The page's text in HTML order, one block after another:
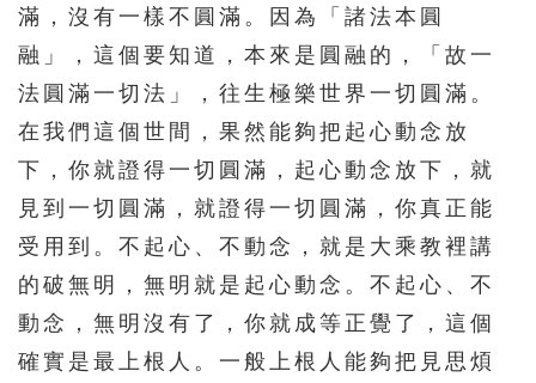
滿，沒有一樣不圓滿。因為「諸法本圓
融」，這個要知道，本來是圓融的，「故一
法圓滿一切法」，往生極樂世界一切圓滿。
在我們這個世間，果然能夠把起心動念放
下，你就證得一切圓滿，起心動念放下，就
見到一切圓滿，就證得一切圓滿，你真正能
受用到。不起心、不動念，就是大乘教裡講
的破無明，無明就是起心動念。不起心、不
動念，無明沒有了，你就成等正覺了，這個
確實是最上根人。一般上根人能夠把見思煩